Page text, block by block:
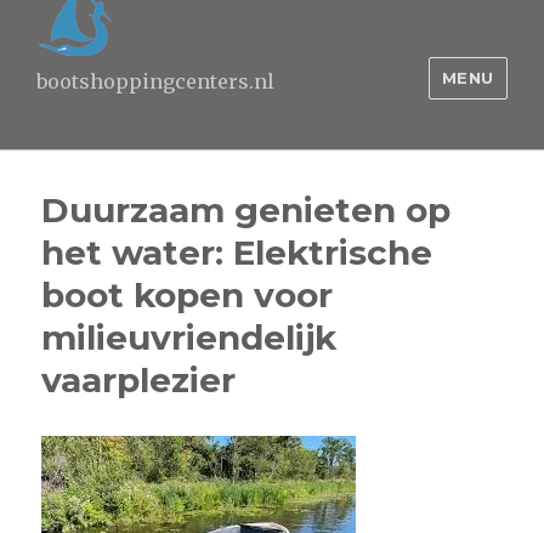
bootshoppingcenters.nl MENU
Duurzaam genieten op
het water: Elektrische
boot kopen voor
milieuvriendelijk
vaarplezier